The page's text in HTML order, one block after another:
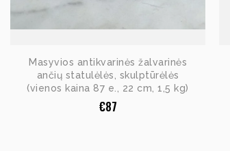
Masyvios antikvarinės žalvarinės
ančių statulėlės, skulptūrėlės
(vienos kaina 87 e., 22 cm, 1,5 kg)
€87